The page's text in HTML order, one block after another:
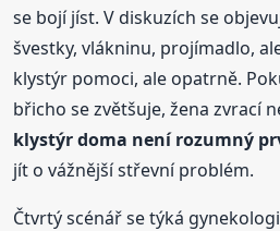
se bojí jíst. V diskuzích se
švestky, vlákninu, projímadlo,
klystýr pomoci, ale opatrně.
břicho se zvětšuje, žena zvrací
klystýr doma není rozumný
jít o vážnější střevní problém.
Čtvrtý scénář se týká